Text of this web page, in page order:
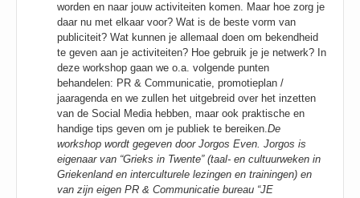
worden en naar jouw activiteiten komen. Maar hoe zorg je
daar nu met elkaar voor? Wat is de beste vorm van
publiciteit? Wat kunnen je allemaal doen om bekendheid
te geven aan je activiteiten? Hoe gebruik je je netwerk? In
deze workshop gaan we o.a. volgende punten
behandelen: PR & Communicatie, promotieplan /
jaaragenda en we zullen het uitgebreid over het inzetten
van de Social Media hebben, maar ook praktische en
handige tips geven om je publiek te bereiken.De
workshop wordt gegeven door Jorgos Even. Jorgos is
eigenaar van “Grieks in Twente” (taal- en cultuurweken in
Griekenland en interculturele lezingen en trainingen) en
van zijn eigen PR & Communicatie bureau “JE